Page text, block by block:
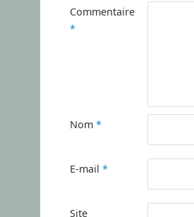
Commentaire
*
Nom *
E-mail *
Site